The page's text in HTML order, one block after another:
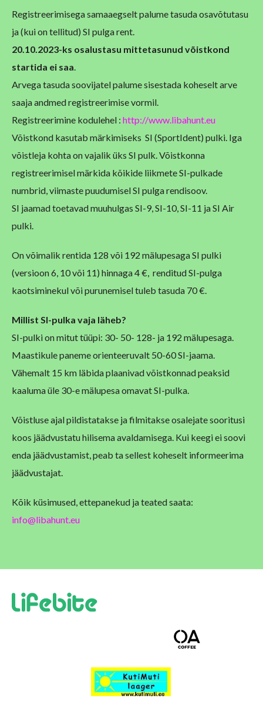
Registreerimisega samaaegselt palume tasuda osavõtutasu
ja (kui on tellitud) SI pulga rent.
20.10.2023-ks osalustasu mittetasunud võistkond
startida ei saa.
Arvega tasuda soovijatel palume sisestada koheselt arve
saaja andmed registreerimise vormil.
Registreerimine kodulehel : http://www.libahunt.eu
Võistkond kasutab märkimiseks SI (SportIdent) pulki. Iga
võistleja kohta on vajalik üks SI pulk. Võistkonna
registreerimisel märkida kõikide liikmete SI-pulkade
numbrid, viimaste puudumisel SI pulga rendisoov.
SI jaamad toetavad muuhulgas SI-9, SI-10, SI-11 ja SI Air
pulki.
On võimalik rentida 128 või 192 mälupesaga SI pulki
(versioon 6, 10 või 11) hinnaga 4 €, renditud SI-pulga
kaotsiminekul või purunemisel tuleb tasuda 70 €.
Millist SI-pulka vaja läheb?
SI-pulki on mitut tüüpi: 30- 50- 128- ja 192 mälupesaga.
Maastikule paneme orienteeruvalt 50-60 SI-jaama.
Vähemalt 15 km läbida plaanivad võistkonnad peaksid
kaaluma üle 30-e mälupesa omavat SI-pulka.
Võistluse ajal pildistatakse ja filmitakse osalejate sooritusi
koos jäädvustatu hilisema avaldamisega. Kui keegi ei soovi
enda jäädvustamist, peab ta sellest koheselt informeerima
jäädvustajat.
Kõik küsimused, ettepanekud ja teated saata:
info@libahunt.eu